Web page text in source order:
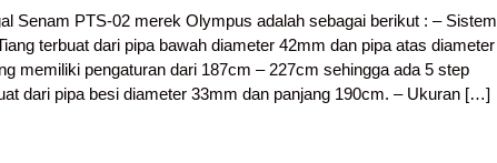
Senam PTS-02 merek Olympus adalah sebagai berikut : – Sistem
terbuat dari pipa bawah diameter 42mm dan pipa atas diameter
memiliki pengaturan dari 187cm – 227cm sehingga ada 5 step
dari pipa besi diameter 33mm dan panjang 190cm. – Ukuran […]